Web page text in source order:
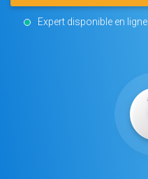
Expert disponible en ligne